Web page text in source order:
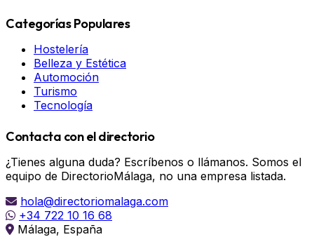
Categorías Populares
Hostelería
Belleza y Estética
Automoción
Turismo
Tecnología
Contacta con el directorio
¿Tienes alguna duda? Escríbenos o llámanos. Somos el
equipo de DirectorioMálaga, no una empresa listada.
hola@directoriomalaga.com
+34 722 10 16 68
Málaga, España